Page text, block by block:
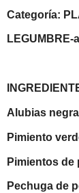
Categoría:
Alubias
Pimiento
Pechuga de